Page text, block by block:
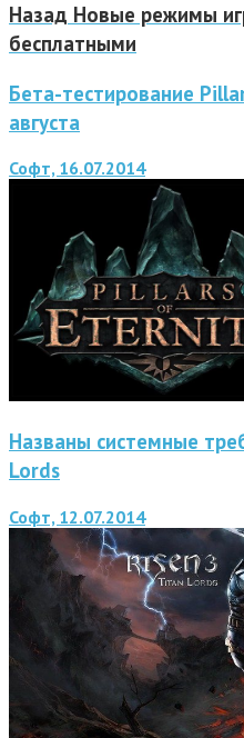
Назад Новые режимы
бесплатными
Бета-тестирование
августа
Софт, 16.07.2014
Названы системные
Lords
Софт, 12.07.2014